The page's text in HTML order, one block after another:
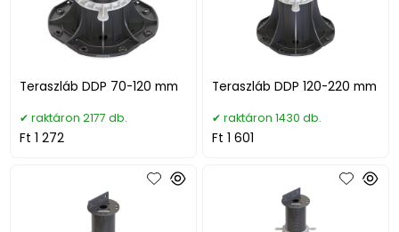
Teraszláb DDP 70-120 mm
raktáron 2177 db.
Ft 1 272
Teraszláb DDP 120-220 mm
raktáron 1430 db.
Ft 1 601